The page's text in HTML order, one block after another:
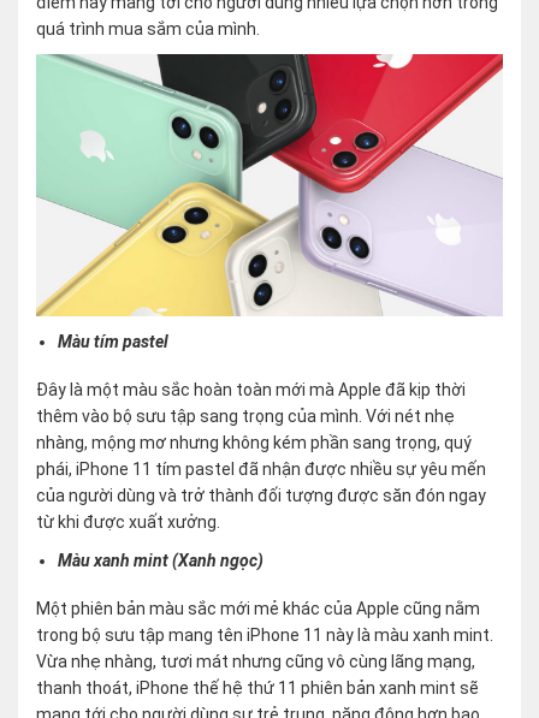
quá trình mua sắm của mình.
Màu tím pastel
Đây là một màu sắc hoàn toàn mới mà Apple đã kịp thời
thêm vào bộ sưu tập sang trọng của mình. Với nét nhẹ
nhàng, mộng mơ nhưng không kém phần sang trọng, quý
phái, iPhone 11 tím pastel đã nhận được nhiều sự yêu mến
của người dùng và trở thành đối tượng được săn đón ngay
từ khi được xuất xưởng.
Màu xanh mint (Xanh ngọc)
Một phiên bản màu sắc mới mẻ khác của Apple cũng nằm
trong bộ sưu tập mang tên iPhone 11 này là màu xanh mint.
Vừa nhẹ nhàng, tươi mát nhưng cũng vô cùng lãng mạng,
thanh thoát, iPhone thế hệ thứ 11 phiên bản xanh mint sẽ